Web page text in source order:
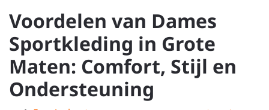
Voordelen van Dames
Sportkleding in Grote
Maten: Comfort, Stijl en
Ondersteuning